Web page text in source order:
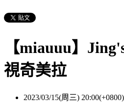
【miauuu】
視奇美拉
2023/03/15(周三) 20:00(+0800)